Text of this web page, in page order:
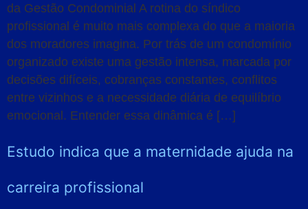
da Gestão Condominial A rotina do síndico
profissional é muito mais complexa do que a maioria
dos moradores imagina. Por trás de um condomínio
organizado existe uma gestão intensa, marcada por
decisões difíceis, cobranças constantes, conflitos
entre vizinhos e a necessidade diária de equilíbrio
emocional. Entender essa dinâmica é […]
Estudo indica que a maternidade ajuda na
carreira profissional